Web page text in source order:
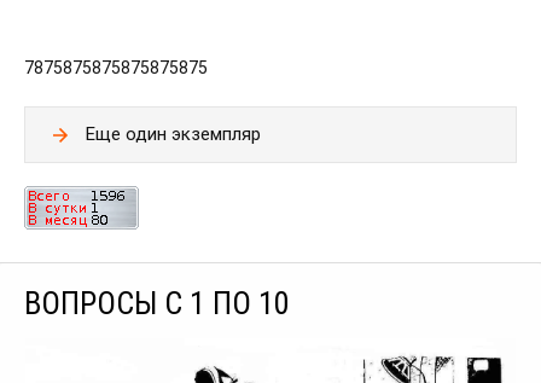
7875875875875875875
Еще один экземпляр
ВОПРОСЫ С 1 ПО 10